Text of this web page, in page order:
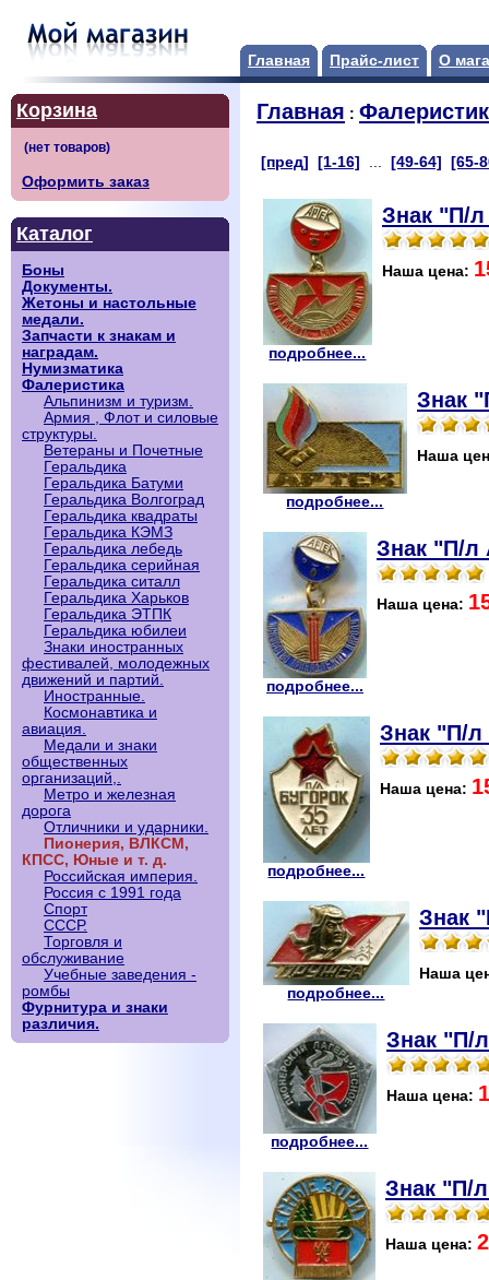
Главная Прайс-лист О
Корзина
Оформить заказ
Каталог
Боны
Документы.
Жетоны и настольные
медали.
Запчасти к знакам и
наградам.
Нумизматика
Фалеристика
Альпинизм и туризм.
Армия , Флот и силовые
структуры.
Ветераны и Почетные
Геральдика
Геральдика Батуми
Геральдика Волгоград
Геральдика квадраты
Геральдика КЭМЗ
Геральдика лебедь
Геральдика серийная
Геральдика ситалл
Геральдика Харьков
Геральдика ЭТПК
Геральдика юбилеи
Знаки иностранных
фестивалей, молодежных
движений и партий.
Иностранные.
Космонавтика и
авиация.
Медали и знаки
общественных
организаций,.
Метро и железная
дорога
Отличники и ударники.
Пионерия, ВЛКСМ,
КПСС, Юные и т. д.
Российская империя.
Россия с 1991 года
Спорт
СССР.
Торговля и
обслуживание
Учебные заведения -
ромбы
Фурнитура и знаки
различия.
Главная :
[пред] [1-16] ...[49-64] [65-
подробнее...
Знак "П/л
Наша цена:
подробнее...
Знак
Наша
подробнее...
Знак "П/л
Наша цена:
подробнее...
Знак "П/л
Наша цена:
подробнее...
Знак
Наша
подробнее...
Знак "П/
Наша цена:
Знак "П/
Наша цена: